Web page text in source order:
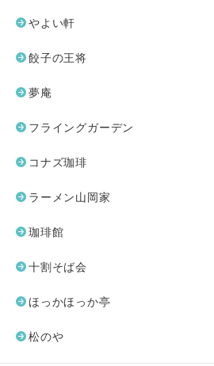
やよい軒
餃子の王将
夢庵
フライングガーデン
コナズ珈琲
ラーメン山岡家
珈琲館
十割そば会
ほっかほっか亭
松のや